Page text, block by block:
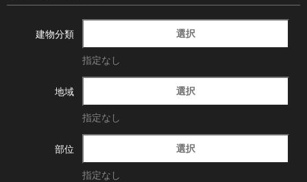
建物分類 選択
指定なし
地域 選択
指定なし
部位 選択
指定なし